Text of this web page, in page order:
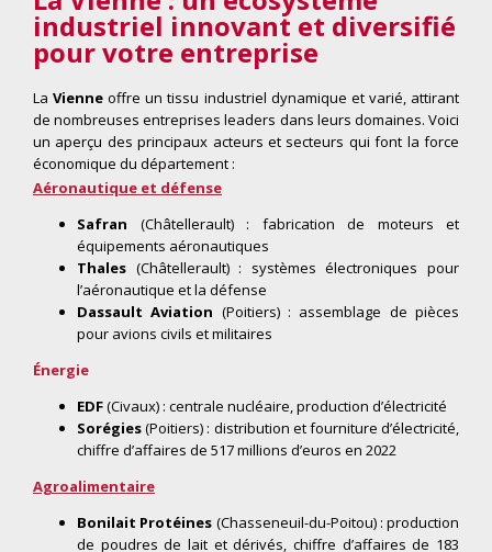
industriel innovant et diversifié
pour votre entreprise
LaVienne offre un tissu industriel dynamique et varié, attirant
de nombreuses entreprises leaders dans leurs domaines. Voici
un aperçu des principaux acteurs et secteurs qui font la force
économique du département :
Aéronautique et défense
Safran (Châtellerault) : fabrication de moteurs et
équipements aéronautiques
Thales (Châtellerault) : systèmes électroniques pour
l’aéronautique et la défense
Dassault Aviation (Poitiers) : assemblage de pièces
pour avions civils et militaires
Énergie
EDF(Civaux) : centrale nucléaire, production d’électricité
Sorégies(Poitiers) : distribution et fourniture d’électricité,
chiffre d’affaires de 517 millions d’euros en 2022
Agroalimentaire
Bonilait Protéines (Chasseneuil-du-Poitou) : production
de poudres de lait et dérivés, chiffre d’affaires de 183